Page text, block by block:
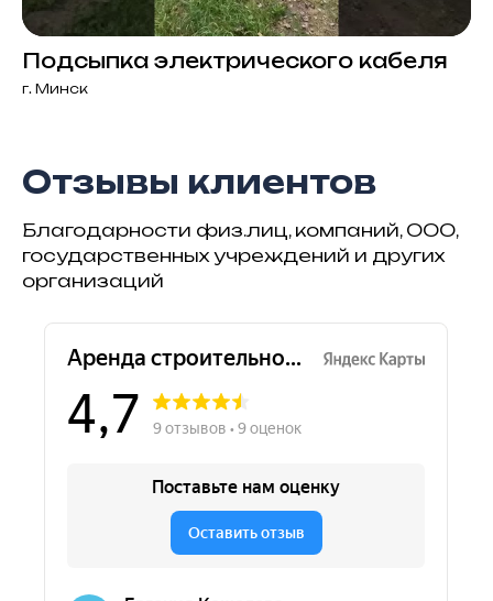
Подсыпка электрического кабеля
г. Минск
Отзывы клиентов
Благодарности физ.лиц, компаний, ООО,
государственных учреждений и других
организаций